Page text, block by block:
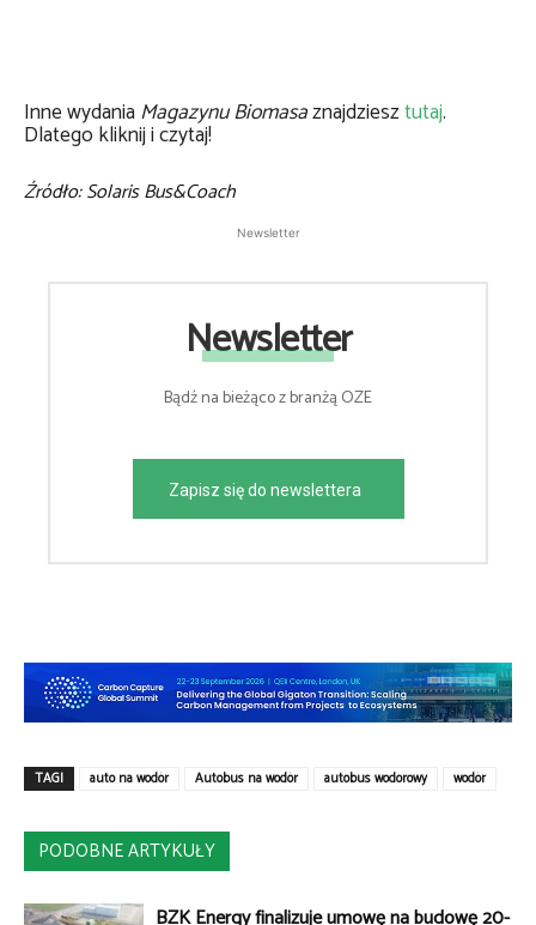
Inne wydaniaMagazynu Biomasaznajdziesztutaj.
Dlatego kliknij i czytaj!
Źródło: Solaris Bus&Coach
Newsletter
Newsletter
Bądź na bieżąco z branżą OZE
Zapisz się do newslettera
TAGI auto na wodór Autobus na wodór autobus wodorowy wodór
PODOBNE ARTYKUŁY